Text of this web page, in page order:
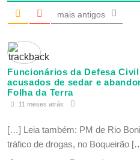
mais antigos
Funcionários da Defesa
acusados de sedar e
Folha da Terra
11 meses atrás
[…] Leia também: PM de Rio
tráfico de drogas, no Boqueirão